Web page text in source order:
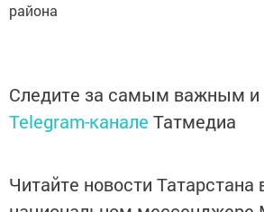
района
Следите за самым важным и
Telegram-канале Татмедиа
Читайте новости Татарстана